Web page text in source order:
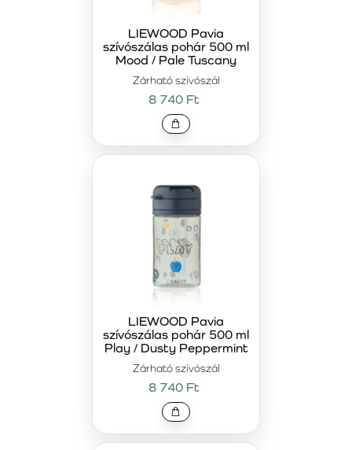
Zárható szívószál
LIEWOOD Pavia
szívószálas pohár 500 ml
Mood / Pale Tuscany
8 740 Ft
Zárható szívószál
LIEWOOD Pavia
szívószálas pohár 500 ml
Play / Dusty Peppermint
8 740 Ft